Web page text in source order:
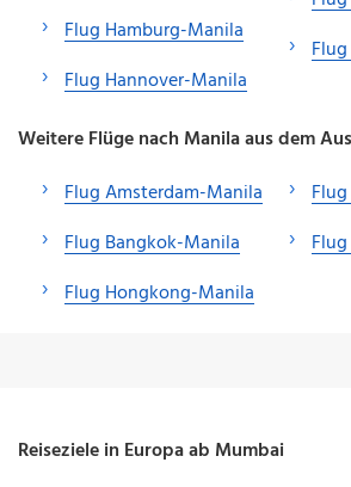
Flug Hamburg-Manila
Flug Hannover-Manila
Weitere Flüge nach Manila aus dem
Flug Amsterdam-Manila
Flug Bangkok-Manila
Flug Hongkong-Manila
Reiseziele in Europa ab Mumbai